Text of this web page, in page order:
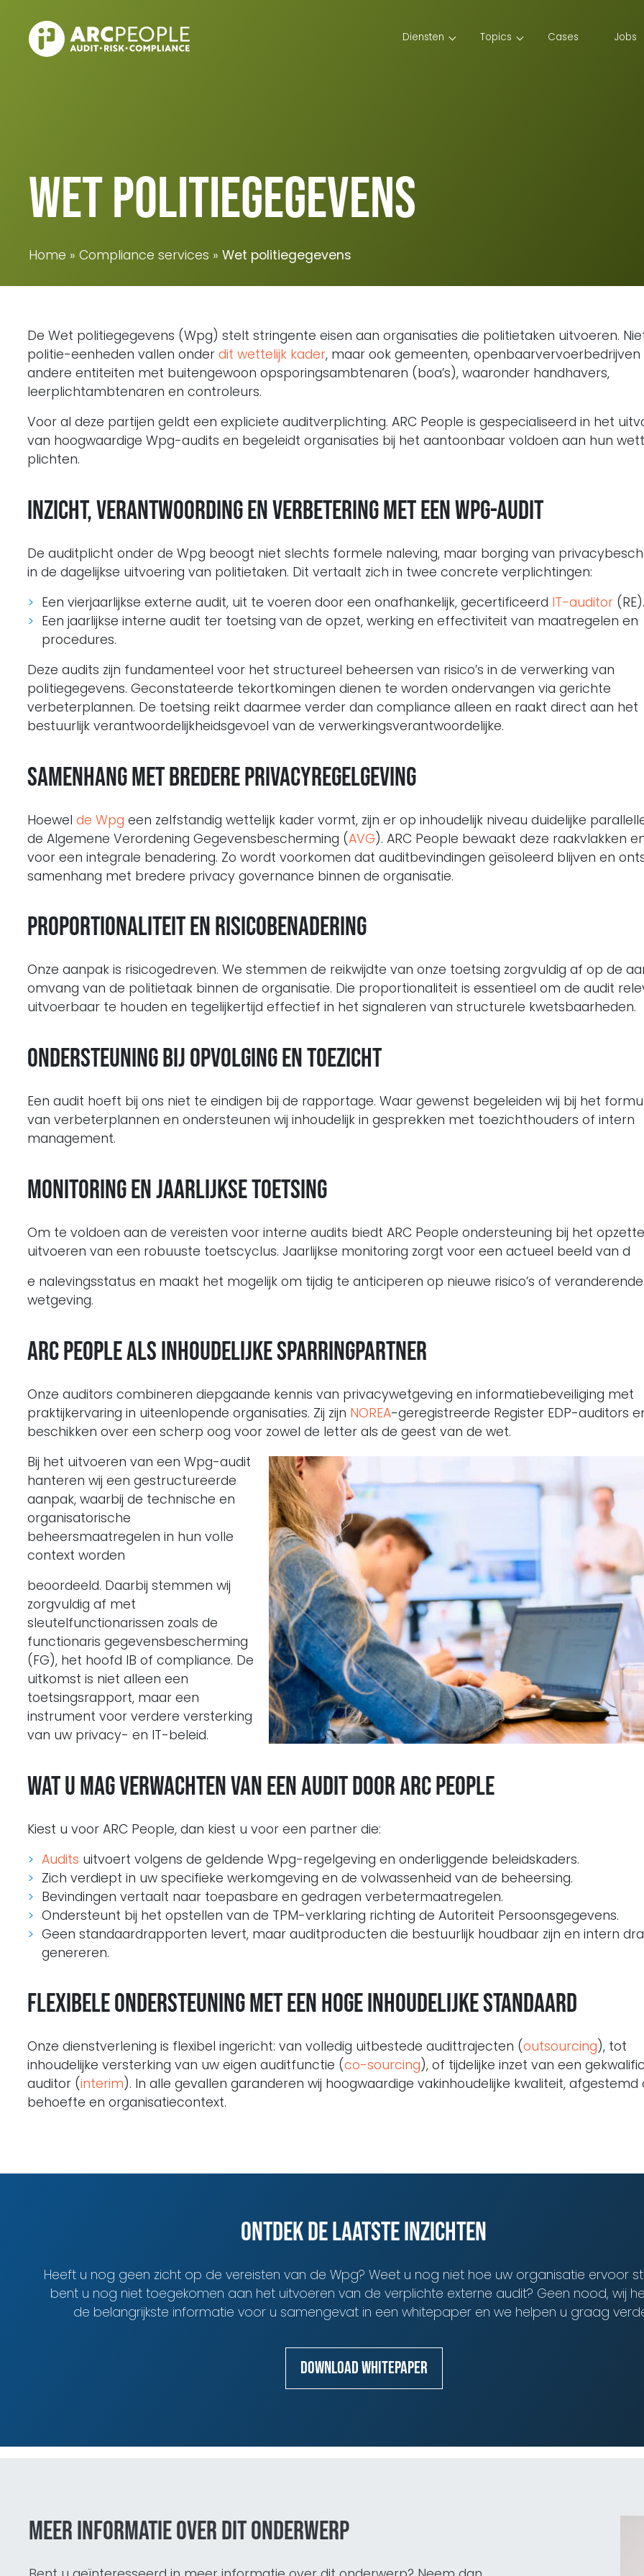
Diensten Topics Cases Jobs
Wet politiegegevens
Home Compliance services Wet politiegegevens
De Wet politiegegevens (Wpg) stelt stringente eisen aan organisaties die politietaken uitvoeren.
politie-eenheden vallen onder dit wettelijk kader, maar ook gemeenten, openbaarvervoerbedrijven
andere entiteiten met buitengewoon opsporingsambtenaren (boa’s), waaronder handhavers,
leerplichtambtenaren en controleurs.
Voor al deze partijen geldt een expliciete auditverplichting. ARC People is gespecialiseerd in het
van hoogwaardige Wpg-audits en begeleidt organisaties bij het aantoonbaar voldoen aan hun
plichten.
Inzicht, verantwoording en verbetering met een Wpg-audit
De auditplicht onder de Wpg beoogt niet slechts formele naleving, maar borging van
in de dagelijkse uitvoering van politietaken. Dit vertaalt zich in twee concrete verplichtingen:
Een vierjaarlijkse externe audit, uit te voeren door een onafhankelijk, gecertificeerd IT-auditor (RE).
Een jaarlijkse interne audit ter toetsing van de opzet, werking en effectiviteit van maatregelen en
procedures.
Deze audits zijn fundamenteel voor het structureel beheersen van risico’s in de verwerking van
politiegegevens. Geconstateerde tekortkomingen dienen te worden ondervangen via gerichte
verbeterplannen. De toetsing reikt daarmee verder dan compliance alleen en raakt direct aan het
bestuurlijk verantwoordelijkheidsgevoel van de verwerkingsverantwoordelijke.
Samenhang met bredere privacyregelgeving
Hoewel de Wpg een zelfstandig wettelijk kader vormt, zijn er op inhoudelijk niveau duidelijke
de Algemene Verordening Gegevensbescherming (AVG). ARC People bewaakt deze raakvlakken
voor een integrale benadering. Zo wordt voorkomen dat auditbevindingen geïsoleerd blijven en
samenhang met bredere privacy governance binnen de organisatie.
Proportionaliteit en risicobenadering
Onze aanpak is risicogedreven. We stemmen de reikwijdte van onze toetsing zorgvuldig af op de
omvang van de politietaak binnen de organisatie. Die proportionaliteit is essentieel om de audit
uitvoerbaar te houden en tegelijkertijd effectief in het signaleren van structurele kwetsbaarheden.
Ondersteuning bij opvolging en toezicht
Een audit hoeft bij ons niet te eindigen bij de rapportage. Waar gewenst begeleiden wij bij het
van verbeterplannen en ondersteunen wij inhoudelijk in gesprekken met toezichthouders of intern
management.
Monitoring en jaarlijkse toetsing
Om te voldoen aan de vereisten voor interne audits biedt ARC People ondersteuning bij het
uitvoeren van een robuuste toetscyclus. Jaarlijkse monitoring zorgt voor een actueel beeld van d
e nalevingsstatus en maakt het mogelijk om tijdig te anticiperen op nieuwe risico’s of veranderende
wetgeving.
ARC People als inhoudelijke sparringpartner
Onze auditors combineren diepgaande kennis van privacywetgeving en informatiebeveiliging met
praktijkervaring in uiteenlopende organisaties. Zij zijn NOREA-geregistreerde Register EDP-auditors
beschikken over een scherp oog voor zowel de letter als de geest van de wet.
Bij het uitvoeren van een Wpg-audit
hanteren wij een gestructureerde
aanpak, waarbij de technische en
organisatorische
beheersmaatregelen in hun volle
context worden
beoordeeld. Daarbij stemmen wij
zorgvuldig af met
sleutelfunctionarissen zoals de
functionaris gegevensbescherming
(FG), het hoofd IB of compliance. De
uitkomst is niet alleen een
toetsingsrapport, maar een
instrument voor verdere versterking
van uw privacy- en IT-beleid.
Wat u mag verwachten van een audit door ARC People
Kiest u voor ARC People, dan kiest u voor een partner die:
Audits uitvoert volgens de geldende Wpg-regelgeving en onderliggende beleidskaders.
Zich verdiept in uw specifieke werkomgeving en de volwassenheid van de beheersing.
Bevindingen vertaalt naar toepasbare en gedragen verbetermaatregelen.
Ondersteunt bij het opstellen van de TPM-verklaring richting de Autoriteit Persoonsgegevens.
Geen standaardrapporten levert, maar auditproducten die bestuurlijk houdbaar zijn en intern
genereren.
Flexibele ondersteuning met een hoge inhoudelijke standaard
Onze dienstverlening is flexibel ingericht: van volledig uitbestede audittrajecten (outsourcing), tot
inhoudelijke versterking van uw eigen auditfunctie (co-sourcing), of tijdelijke inzet van een
auditor (interim). In alle gevallen garanderen wij hoogwaardige vakinhoudelijke kwaliteit, afgestemd
behoefte en organisatiecontext.
Ontdek de laatste inzichten
Heeft u nog geen zicht op de vereisten van de Wpg? Weet u nog niet hoe uw organisatie ervoor
bent u nog niet toegekomen aan het uitvoeren van de verplichte externe audit? Geen nood, wij
de belangrijkste informatie voor u samengevat in een whitepaper en we helpen u graag
Download whitepaper
Meer informatie over dit onderwerp